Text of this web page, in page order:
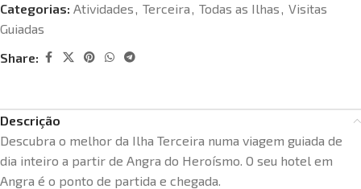
Categorias: Atividades, Terceira, Todas as Ilhas, Visitas
Guiadas
Share:
Descrição
Descubra o melhor da Ilha Terceira numa viagem guiada de
dia inteiro a partir de Angra do Heroísmo. O seu hotel em
Angra é o ponto de partida e chegada.